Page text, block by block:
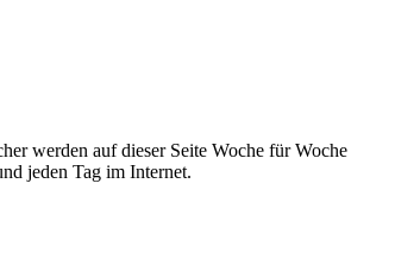
werden auf dieser Seite Woche für Woche
jeden Tag im Internet.